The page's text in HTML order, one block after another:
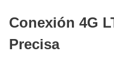
Conexión 4G
Precisa